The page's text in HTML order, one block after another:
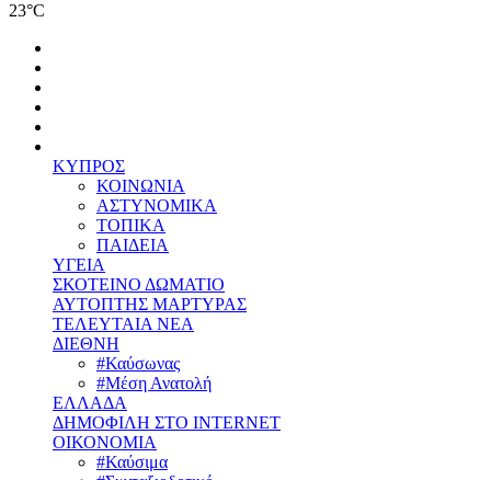
23°C
ΚΥΠΡΟΣ
ΚΟΙΝΩΝΙΑ
ΑΣΤΥΝΟΜΙΚΑ
ΤΟΠΙΚΑ
ΠΑΙΔΕΙΑ
ΥΓΕΙΑ
ΣΚΟΤΕΙΝΟ ΔΩΜΑΤΙΟ
ΑΥΤΟΠΤΗΣ ΜΑΡΤΥΡΑΣ
ΤΕΛΕΥΤΑΙΑ ΝΕΑ
ΔΙΕΘΝΗ
#Καύσωνας
#Μέση Ανατολή
ΕΛΛΑΔΑ
ΔΗΜΟΦΙΛΗ ΣΤΟ INTERNET
ΟΙΚΟΝΟΜΙΑ
#Καύσιμα